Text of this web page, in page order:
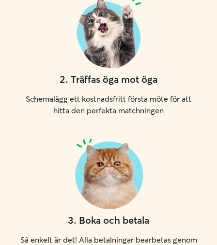
2. Träffas öga mot öga
Schemalägg ett kostnadsfritt första möte för att
hitta den perfekta matchningen
3. Boka och betala
Så enkelt är det! Alla betalningar bearbetas genom